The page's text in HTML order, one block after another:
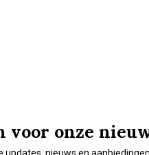
voor onze